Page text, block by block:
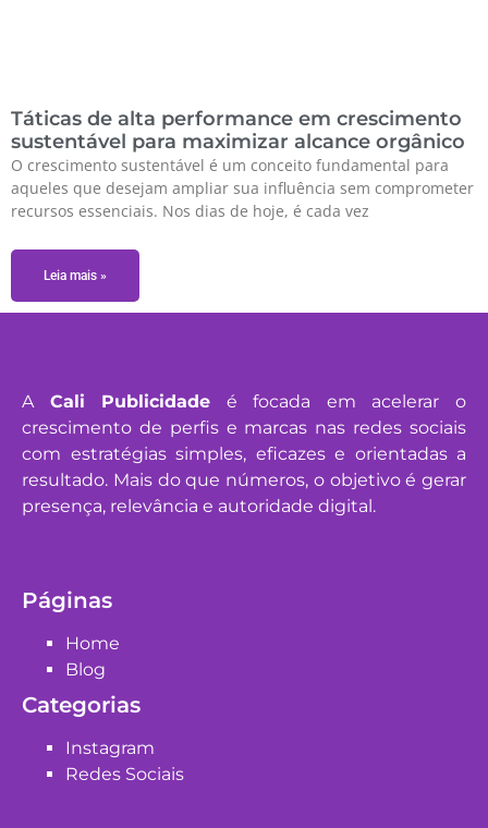
Táticas de alta performance em crescimento
sustentável para maximizar alcance orgânico
O crescimento sustentável é um conceito fundamental para
aqueles que desejam ampliar sua influência sem comprometer
recursos essenciais. Nos dias de hoje, é cada vez
Leia mais »
A Cali Publicidade é focada em acelerar o
crescimento de perfis e marcas nas redes sociais
com estratégias simples, eficazes e orientadas a
resultado. Mais do que números, o objetivo é gerar
presença, relevância e autoridade digital.
Páginas
Home
Blog
Categorias
Instagram
Redes Sociais